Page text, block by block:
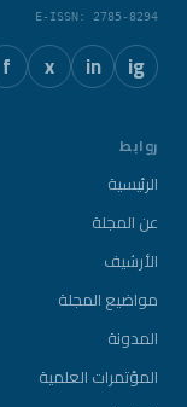
E-ISSN: 2785-8294
ig
in
x
f
روابط
الرئيسية
عن المجلة
الأرشيف
مواضيع المجلة
المدونة
المؤتمرات العلمية